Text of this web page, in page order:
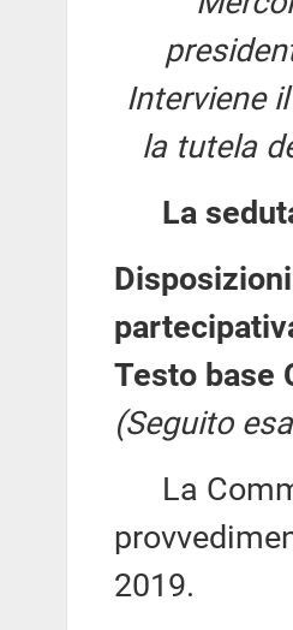
Interviene
la tutela
La
Testo base
(Seguito
La
2019.